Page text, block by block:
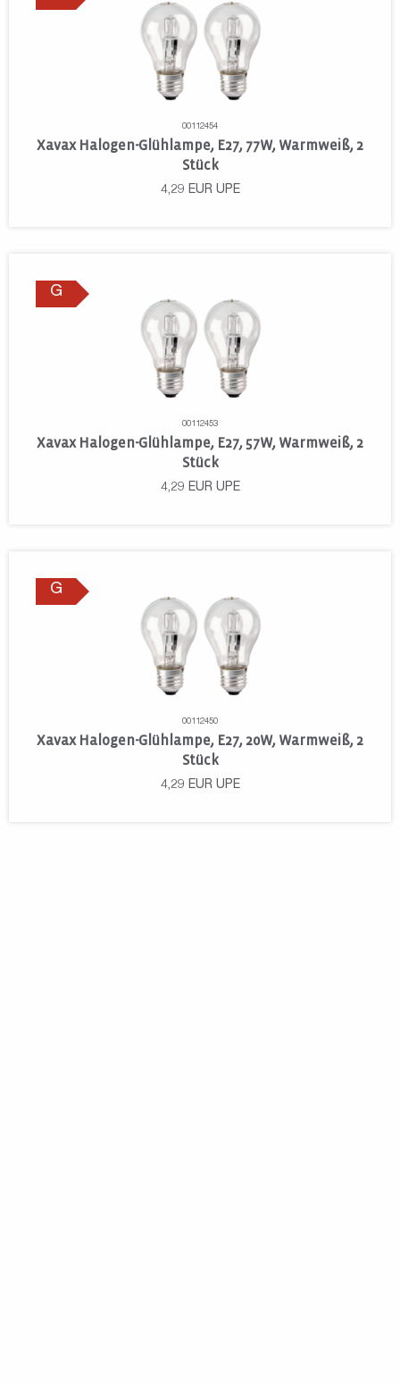
00112454
Xavax Halogen-Glühlampe, E27, 77W, Warmweiß, 2
Stück
4,29 EUR UPE
G
00112453
Xavax Halogen-Glühlampe, E27, 57W, Warmweiß, 2
Stück
4,29 EUR UPE
G
00112450
Xavax Halogen-Glühlampe, E27, 20W, Warmweiß, 2
Stück
4,29 EUR UPE